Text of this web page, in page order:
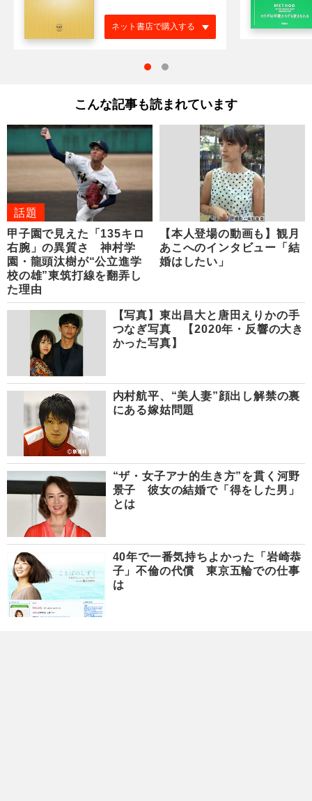
ネット書店で購入する
こんな記事も読まれています
話題
甲子園で見えた「135キロ
右腕」の異質さ 神村学
園・龍頭汰樹が“公立進学
校の雄”東筑打線を翻弄し
た理由
【本人登場の動画も】観月
あこへのインタビュー「結
婚はしたい」
【写真】東出昌大と唐田えりかの手
つなぎ写真 【2020年・反響の大き
かった写真】
内村航平、“美人妻”顔出し解禁の裏
にある嫁姑問題
“ザ・女子アナ的生き方”を貫く河野
景子 彼女の結婚で「得をした男」
とは
40年で一番気持ちよかった「岩崎恭
子」不倫の代償 東京五輪での仕事
は